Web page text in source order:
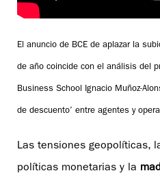
El anuncio de BCE de aplazar la
de año coincide con el análisis del
Business School Ignacio Muñoz-
de descuento’ entre agentes y
Las tensiones geopolíticas,
políticas monetarias y la